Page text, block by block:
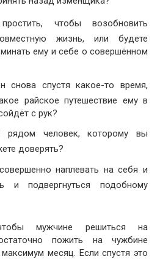
чтобы возобновить
жизнь, или будете
ему и себе о совершённом
снова спустя какое-то время,
райское путешествие ему в
с рук?
человек, которому вы
доверять?
наплевать на себя и
и подвергнуться подобному
мужчине решиться на
пожить на чужбине
месяц. Если спустя это